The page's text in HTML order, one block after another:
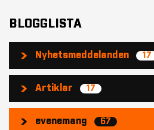
BLOGGLISTA
Nyhetsmeddelanden 17
Artiklar 17
evenemang 67